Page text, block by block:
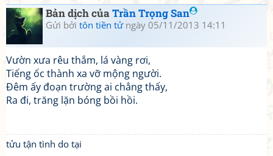
Bản dịch củaTrần Trọng San
Gửi bởi tôn tiền tửngày 05/11/2013 14:11
Vườn xưa rêu thắm, lá vàng rơi,
Tiếng ốc thành xa vỡ mộng người.
Đêm ấy đoạn trường ai chẳng thấy,
Ra đi, trăng lặn bóng bồi hồi.
tửu tận tình do tại